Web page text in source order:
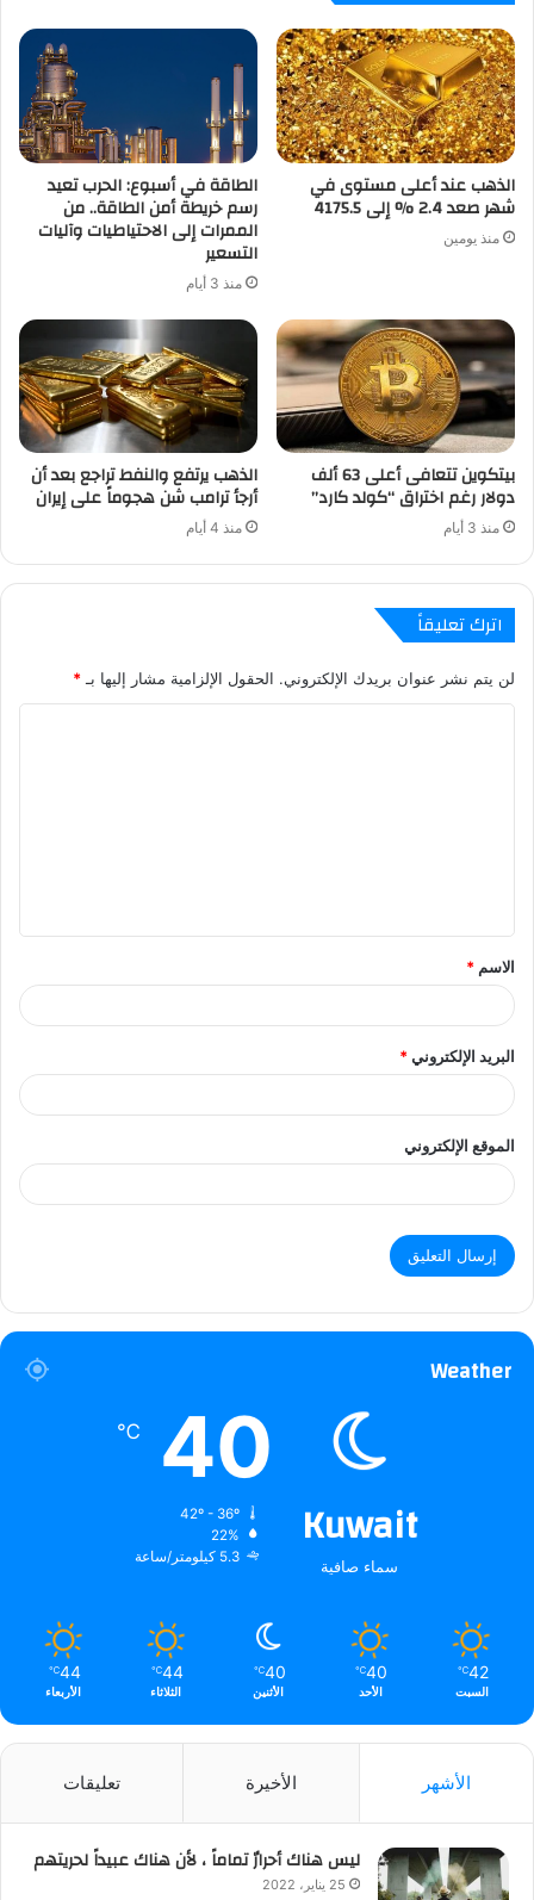
الذهب عند أعلى مستوى في
شهر صعد 2.4 % إلى 4175.5
منذ يومين
الطاقة في أسبوع: الحرب تعيد
رسم خريطة أمن الطاقة.. من
الممرات إلى الاحتياطيات وآليات
التسعير
منذ 3 أيام
بيتكوين تتعافى أعلى 63 ألف
دولار رغم اختراق “كولد كارد”
منذ 3 أيام
الذهب يرتفع والنفط تراجع بعد أن
أرجأ ترامب شن هجوماً على إيران
منذ 4 أيام
اترك تعليقاً
لن يتم نشر عنوان بريدك الإلكتروني. الحقول الإلزامية مشار إليها بـ*
ق
الاسم *
البريد الإلكتروني*
الموقع الإلكتروني
Weather
Kuwait
سماء صافية
40
℃
22%
5.3 كيلومتر/ساعة
42
℃
السبت
40
℃
الأحد
40
℃
الأثنين
44
℃
الثلاثاء
44
℃
الأربعاء
الأشهر الأخيرة تعليقات
ليس هناك أحرارٌ تماماً ، لأن هناك عبيداً لحريتهم
25 يناير، 2022